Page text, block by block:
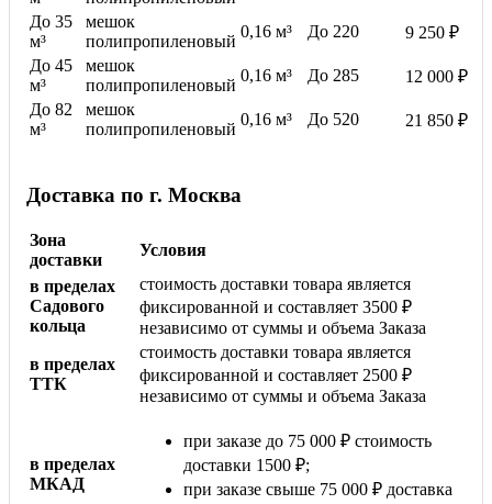
До 35
м³
мешок
полипропиленовый
0,16 м³ До 220
9 250 ₽
До 45
м³
мешок
полипропиленовый
0,16 м³ До 285
12 000 ₽
До 82
м³
мешок
полипропиленовый
0,16 м³ До 520 21 850 ₽
Доставка по г. Москва
Зона
доставки
Условия
в пределах
Садового
кольца
стоимость доставки товара является
фиксированной и составляет 3500 ₽
независимо от суммы и объема Заказа
в пределах
ТТК
стоимость доставки товара является
фиксированной и составляет 2500 ₽
независимо от суммы и объема Заказа
в пределах
МКАД
при заказе до 75 000 ₽ стоимость
доставки 1500 ₽;
при заказе свыше 75 000 ₽ доставка